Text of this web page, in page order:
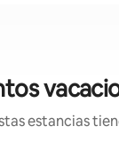
estancias